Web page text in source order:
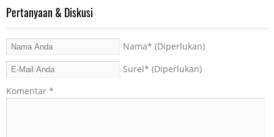
Pertanyaan & Diskusi
Nama* (Diperlukan)
Surel* (Diperlukan)
Komentar *